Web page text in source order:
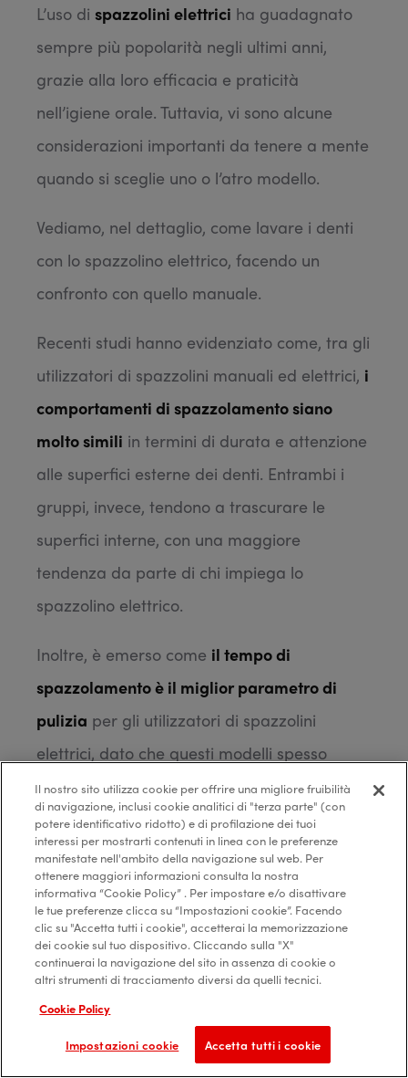
L’uso di spazzolini elettrici ha guadagnato
sempre più popolarità negli ultimi anni,
grazie alla loro efficacia e praticità
nell’igiene orale. Tuttavia, vi sono alcune
considerazioni importanti da tenere a mente
quando si sceglie uno o l’atro modello.
Vediamo, nel dettaglio, come lavare i denti
con lo spazzolino elettrico, facendo un
confronto con quello manuale.
Recenti studi hanno evidenziato come, tra gli
utilizzatori di spazzolini manuali ed elettrici, i
comportamenti di spazzolamento siano
molto simili in termini di durata e attenzione
alle superfici esterne dei denti. Entrambi i
gruppi, invece, tendono a trascurare le
superfici interne, con una maggiore
tendenza da parte di chi impiega lo
spazzolino elettrico.
Inoltre, è emerso come il tempo di
spazzolamento è il miglior parametro di
pulizia per gli utilizzatori di spazzolini
elettrici, dato che questi modelli spesso
possiedono un timer incorporato, di solito
settatosui 2-3 minuti, mentre con lo
spazzolino manuale il tempo di
spazzolamento può essere una variabile
soggettiva. E ancora,movimenti circolari
durante il lavaggio con lo spazzolino
elettrico sembrano essere più efficaci
rispetto a movimenti dall’alto verso il basso
che, associati al cosiddetto “morso di tigre”
Il nostro sito utilizza cookie per offrire una migliore fruibilità
di navigazione, inclusi cookie analitici di "terza parte" (con
potere identificativo ridotto) e di profilazione dei tuoi
interessi per mostrarti contenuti in linea con le preferenze
manifestate nell'ambito della navigazione sul web. Per
ottenere maggiori informazioni consulta la nostra
informativa “Cookie Policy” . Per impostare e/o disattivare
le tue preferenze clicca su “Impostazioni cookie”. Facendo
clic su "Accetta tutti i cookie", accetterai la memorizzazione
dei cookie sul tuo dispositivo. Cliccando sulla "X"
continuerai la navigazione del sito in assenza di cookie o
altri strumenti di tracciamento diversi da quelli tecnici.
Cookie Policy
Impostazioni cookie Accetta tutti i cookie